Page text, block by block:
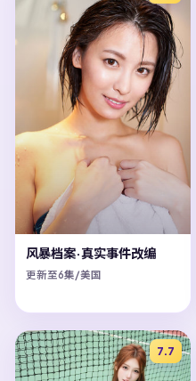
风暴档案·真实事件改编
更新至6集/美国
7.7